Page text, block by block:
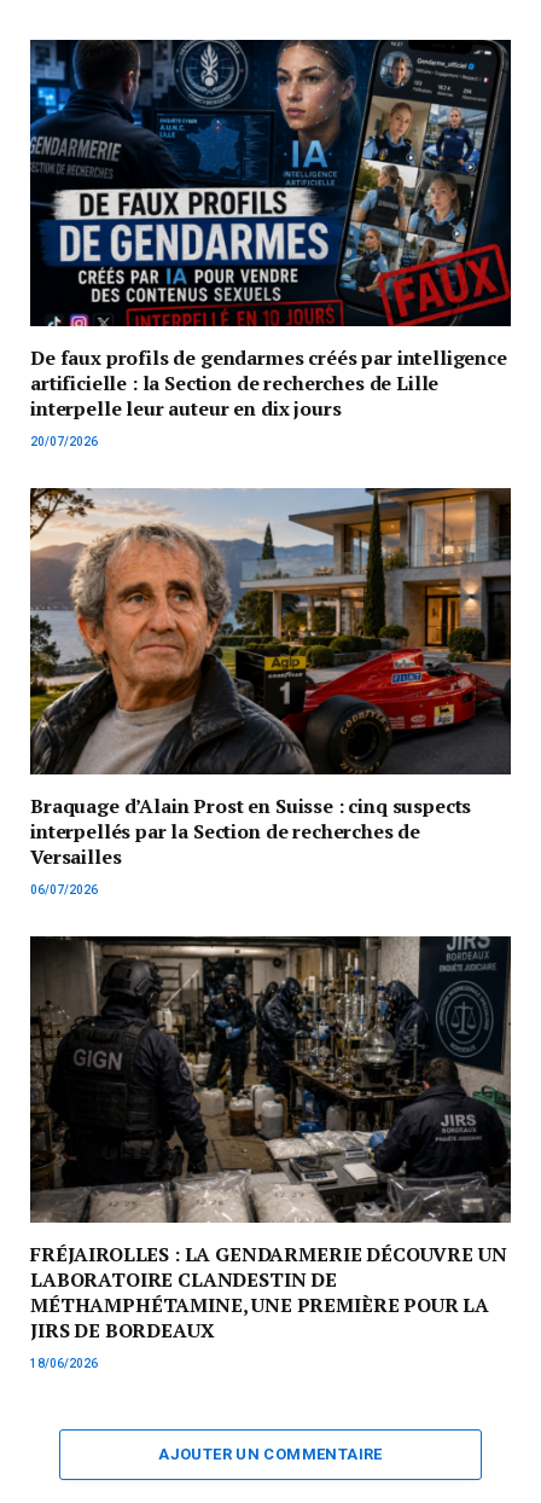
De faux profils de gendarmes créés par intelligence
artificielle : la Section de recherches de Lille
interpelle leur auteur en dix jours
20/07/2026
Braquage d’Alain Prost en Suisse : cinq suspects
interpellés par la Section de recherches de
Versailles
06/07/2026
FRÉJAIROLLES : LA GENDARMERIE DÉCOUVRE UN
LABORATOIRE CLANDESTIN DE
MÉTHAMPHÉTAMINE, UNE PREMIÈRE POUR LA
JIRS DE BORDEAUX
18/06/2026
AJOUTER UN COMMENTAIRE